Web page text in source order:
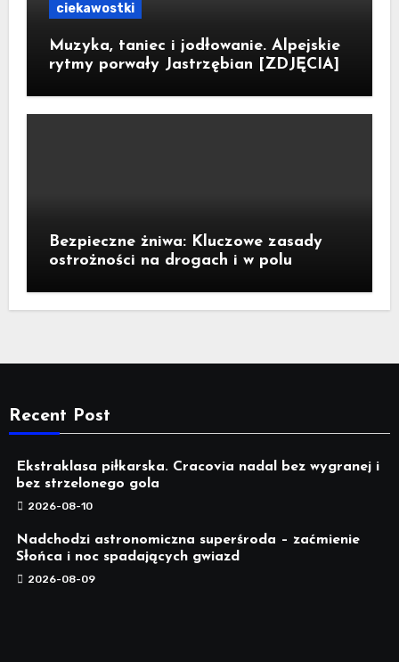
ciekawostki
Muzyka, taniec i jodłowanie. Alpejskie
rytmy porwały Jastrzębian [ZDJĘCIA]
Bezpieczne żniwa: Kluczowe zasady
ostrożności na drogach i w polu
Recent Post
Ekstraklasa piłkarska. Cracovia nadal bez wygranej i
bez strzelonego gola
2026-08-10
Nadchodzi astronomiczna superśroda – zaćmienie
Słońca i noc spadających gwiazd
2026-08-09